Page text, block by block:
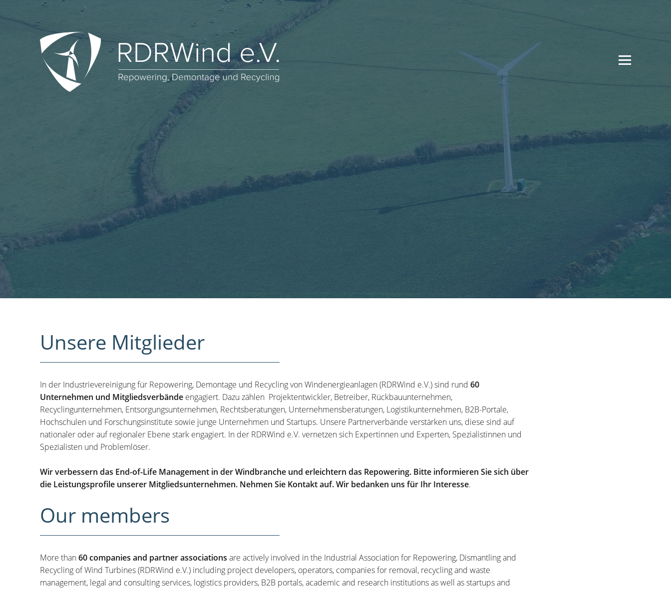
Unsere Mitglieder
In der Industrievereinigung für Repowering, Demontage und Recycling von Windenergieanlagen (RDRWind e.V.) sind rund 60
Unternehmen und Mitgliedsverbände engagiert. Dazu zählen Projektentwickler, Betreiber, Rückbauunternehmen,
Recyclingunternehmen, Entsorgungsunternehmen, Rechtsberatungen, Unternehmensberatungen, Logistikunternehmen, B2B-Portale,
Hochschulen und Forschungsinstitute sowie junge Unternehmen und Startups. Unsere Partnerverbände verstärken uns, diese sind auf
nationaler oder auf regionaler Ebene stark engagiert. In der RDRWind e.V. vernetzen sich Expertinnen und Experten, Spezialistinnen und
Spezialisten und Problemlöser.
Wir verbessern das End-of-Life Management in der Windbranche und erleichtern das Repowering. Bitte informieren Sie sich über
die Leistungsprofile unserer Mitgliedsunternehmen. Nehmen Sie Kontakt auf. Wir bedanken uns für Ihr Interesse.
Our members
More than60 companies and partner associations are actively involved in the Industrial Association for Repowering, Dismantling and
Recycling of Wind Turbines (RDRWind e.V.) including project developers, operators, companies for removal, recycling and waste
management, legal and consulting services, logistics providers, B2B portals, academic and research institutions as well as startups and